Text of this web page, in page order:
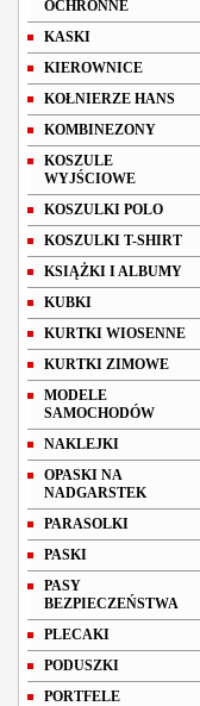
OCHRONNE
KASKI
KIEROWNICE
KOŁNIERZE HANS
KOMBINEZONY
KOSZULE
WYJŚCIOWE
KOSZULKI POLO
KOSZULKI T-SHIRT
KSIĄŻKI I ALBUMY
KUBKI
KURTKI WIOSENNE
KURTKI ZIMOWE
MODELE
SAMOCHODÓW
NAKLEJKI
OPASKI NA
NADGARSTEK
PARASOLKI
PASKI
PASY
BEZPIECZEŃSTWA
PLECAKI
PODUSZKI
PORTFELE